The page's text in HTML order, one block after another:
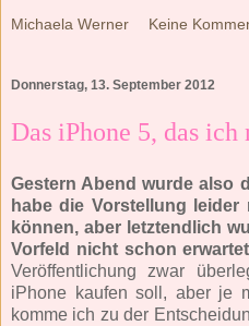
Michaela Werner Keine
Donnerstag, 13. September 2012
Das iPhone 5, das
Gestern Abend wurde also
habe die Vorstellung
können, aber letztendlich
Vorfeld nicht schon
Veröffentlichung zwar
iPhone kaufen soll, aber je
komme ich zu der